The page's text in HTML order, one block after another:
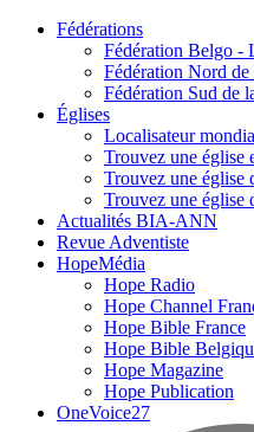
Fédérations
Fédération Belgo -
Fédération Nord de
Fédération Sud de
Églises
Localisateur
Trouvez une église
Trouvez une église
Trouvez une église
Actualités BIA-ANN
Revue Adventiste
HopeMédia
Hope Radio
Hope Channel
Hope Bible France
Hope Bible
Hope Magazine
Hope Publication
OneVoice27